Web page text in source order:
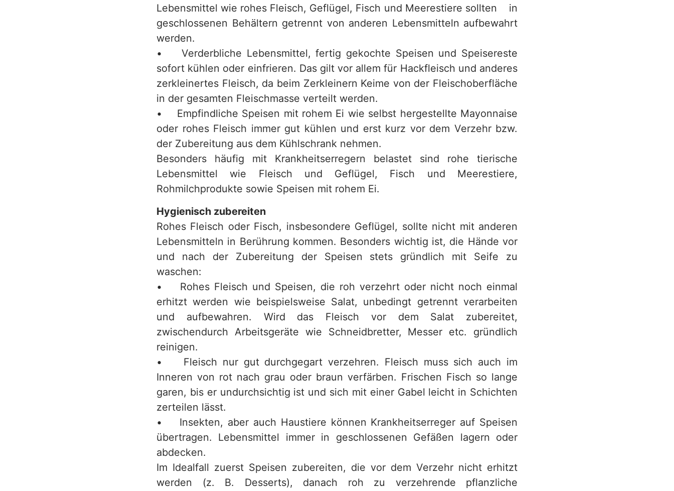
Lebensmittel wie rohes Fleisch, Geflügel, Fisch und Meerestiere sollten in
geschlossenen Behältern getrennt von anderen Lebensmitteln aufbewahrt
werden.
• Verderbliche Lebensmittel, fertig gekochte Speisen und Speisereste
sofort kühlen oder einfrieren. Das gilt vor allem für Hackfleisch und anderes
zerkleinertes Fleisch, da beim Zerkleinern Keime von der Fleischoberfläche
in der gesamten Fleischmasse verteilt werden.
• Empfindliche Speisen mit rohem Ei wie selbst hergestellte Mayonnaise
oder rohes Fleisch immer gut kühlen und erst kurz vor dem Verzehr bzw.
der Zubereitung aus dem Kühlschrank nehmen.
Besonders häufig mit Krankheitserregern belastet sind rohe tierische
Lebensmittel wie Fleisch und Geflügel, Fisch und Meerestiere,
Rohmilchprodukte sowie Speisen mit rohem Ei.
Hygienisch zubereiten
Rohes Fleisch oder Fisch, insbesondere Geflügel, sollte nicht mit anderen
Lebensmitteln in Berührung kommen. Besonders wichtig ist, die Hände vor
und nach der Zubereitung der Speisen stets gründlich mit Seife zu
waschen:
• Rohes Fleisch und Speisen, die roh verzehrt oder nicht noch einmal
erhitzt werden wie beispielsweise Salat, unbedingt getrennt verarbeiten
und aufbewahren. Wird das Fleisch vor dem Salat zubereitet,
zwischendurch Arbeitsgeräte wie Schneidbretter, Messer etc. gründlich
reinigen.
• Fleisch nur gut durchgegart verzehren. Fleisch muss sich auch im
Inneren von rot nach grau oder braun verfärben. Frischen Fisch so lange
garen, bis er undurchsichtig ist und sich mit einer Gabel leicht in Schichten
zerteilen lässt.
• Insekten, aber auch Haustiere können Krankheitserreger auf Speisen
übertragen. Lebensmittel immer in geschlossenen Gefäßen lagern oder
abdecken.
Im Idealfall zuerst Speisen zubereiten, die vor dem Verzehr nicht erhitzt
werden (z. B. Desserts), danach roh zu verzehrende pflanzliche